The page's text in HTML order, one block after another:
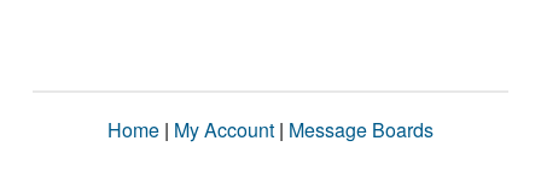
Home | My Account | Message Boards